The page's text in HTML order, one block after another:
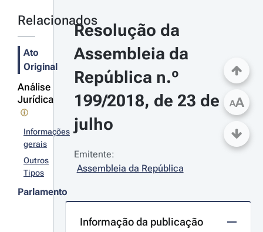
Relacionados
Ato
Original
Análise
Jurídica
Informações
gerais
Outros
Tipos
Parlamento
Resolução da
Assembleia da
República n.º
199/2018, de 23 de
julho
Emitente:
Assembleia da República
Informação da publicação
AA